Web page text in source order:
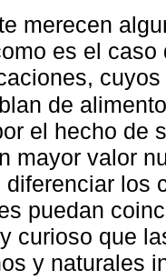
merecen
es el
de
el hecho de
mayor valor
diferenciar los
puedan
curioso que
y naturales